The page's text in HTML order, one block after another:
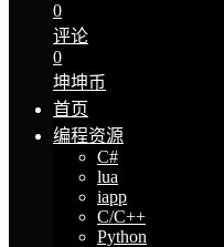
0
评论
0
坤坤币
首页
编程资源
C#
lua
iapp
C/C++
Python